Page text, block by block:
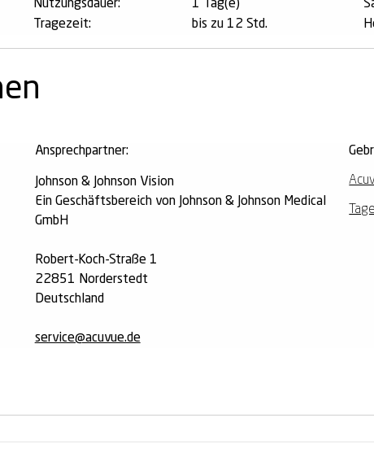
Nutzungsdauer:
1 Tag(e)
Tragezeit:
bis zu 12 Std.
Ansprechpartner:
Johnson & Johnson Vision
Ein Geschäftsbereich von Johnson & Johnson Medical
GmbH
Robert-Koch-Straße 1
22851 Norderstedt
Deutschland
service@acuvue.de